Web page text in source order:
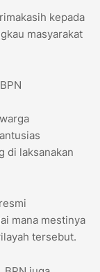
kepada
masyarakat
di laksanakan
mana mestinya
tersebut.